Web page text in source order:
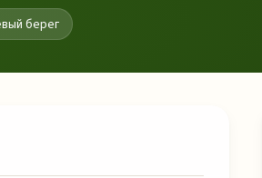
берег